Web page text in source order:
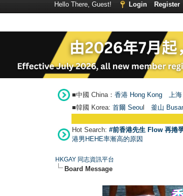
Hello There, Guest! Login
Register
■中國 China： 香港 Hong Kong 上
■韓國 Korea: 首爾 Seou 釜山
Hot Search: #前香港先生 Flow 再捲
港男HEHE率漸高的原因
HKGAY 同志資訊平台
Board Message